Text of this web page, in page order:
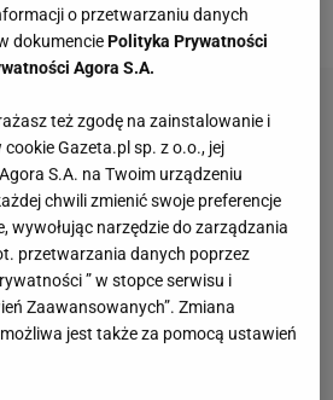
trzecia była Japonia (541,1 pkt).
o przetwarzaniu danych
dokumenciePolityka Prywatności
Agora S.A.
też zgodę na zainstalowanie i
Gazeta.pl sp. z o.o., jej
S.A. na Twoim urządzeniu
chwili zmienić swoje preferencje
wywołując narzędzie do zarządzania
przetwarzania danych poprzez
” w stopce serwisu i
Zaawansowanych”. Zmiana
jest także za pomocą ustawień